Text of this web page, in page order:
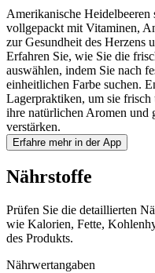
Amerikanische
vollgepackt mit Vitaminen,
zur Gesundheit des Herzens
Erfahren Sie, wie Sie die
auswählen, indem Sie nach
einheitlichen Farbe suchen.
Lagerpraktiken, um sie frisch
ihre natürlichen Aromen und
verstärken.
Erfahre mehr in der App
Nährstoffe
Prüfen Sie die detaillierten
wie Kalorien, Fette,
des Produkts.
Nährwertangaben